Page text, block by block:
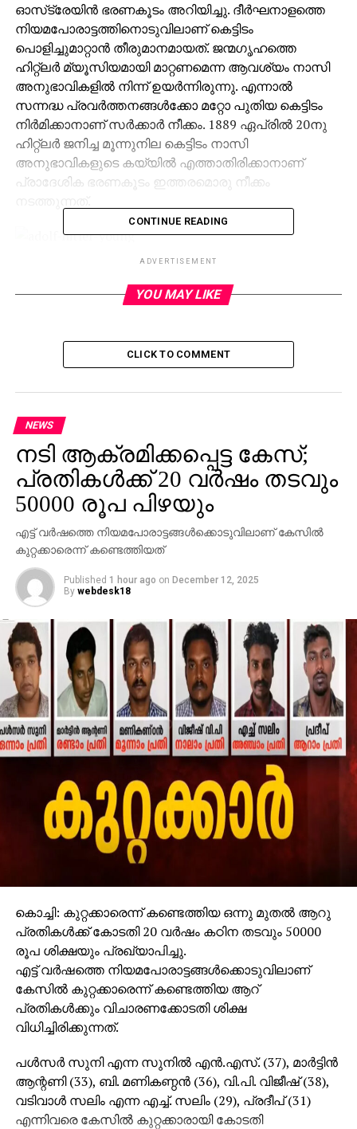
ഓസ്‌ട്രേയിന്‍ ഭരണകൂടം അറിയിച്ചു. ദീര്‍ഘനാളത്തെ
നിയമപോരാട്ടത്തിനൊടുവിലാണ് കെട്ടിടം
പൊളിച്ചുമാറ്റാന്‍ തീരുമാനമായത്. ജന്മഗൃഹത്തെ
ഹിറ്റ്‌ലര്‍ മ്യൂസിയമായി മാറ്റണമെന്ന ആവശ്യം നാസി
അനുഭാവികളില്‍ നിന്ന് ഉയര്‍ന്നിരുന്നു. എന്നാല്‍
സന്നദ്ധ പ്രവര്‍ത്തനങ്ങള്‍ക്കോ മറ്റോ പുതിയ കെട്ടിടം
നിര്‍മിക്കാനാണ് സര്‍ക്കാര്‍ നീക്കം. 1889 ഏപ്രില്‍ 20നു
ഹിറ്റ്‌ലര്‍ ജനിച്ച മൂന്നുനില കെട്ടിടം നാസി
അനുഭാവികളുടെ കയ്യില്‍ എത്താതിരിക്കാനാണ്
പ്രാദേശിക ഭരണകൂടം ഇത്തരമൊരു നീക്കം
കൈവശപ്പെടുത്തിയാല്‍ ഓസ്ട്രിയയിലെ ജന്മഗൃഹം
ഹിറ്റ്‌ലര്‍ മ്യൂസിയമായി മാറും. ഇതോടെ രാജ്യത്തേക്ക്
രാജ്യത്ത് അരക്ഷിതാവസ്ഥക്കു കാരണമാകുമെന്നും
ഭരണകൂടം ഭയപ്പെടുന്നു. നേരത്തെ
ഉപയോഗിച്ചിരുന്നെങ്കിലും കഴിഞ്ഞ കുറച്ചുകാലമായി
അടഞ്ഞുകിടക്കുകയാണ്.
RELATED TOPICS:
UP NEXT
കുറഞ്ഞ വിലക്ക് 23എം.പി ക്യാമറ: മികച്ച
ഫീച്ചറുമായി നുബിയ വരുന്നു…..
DON'T MISS
വിവാദ ടീഷര്‍ട്ട്: അഭയാര്‍ത്ഥികളോട് ക്ഷമ ചോദിച്ച്
പ്രിയങ്ക ചോപ്ര
CONTINUE READING
ADVERTISEMENT
YOU MAY LIKE
CLICK TO COMMENT
NEWS
നടി ആക്രമിക്കപ്പെട്ട കേസ്;
പ്രതികള്‍ക്ക് 20 വര്‍ഷം തടവും
50000 രൂപ പിഴയും
എട്ട് വര്‍ഷത്തെ നിയമപോരാട്ടങ്ങള്‍ക്കൊടുവിലാണ് കേസില്‍
കുറ്റക്കാരെന്ന് കണ്ടെത്തിയത്
Published 1 hour ago on December 12, 2025
By webdesk18
കൊച്ചി: കുറ്റക്കാരെന്ന് കണ്ടെത്തിയ ഒന്നു മുതല്‍ ആറു
പ്രതികള്‍ക്ക് കോടതി 20 വര്‍ഷം കഠിന തടവും 50000
രൂപ ശിക്ഷയും പ്രഖ്യാപിച്ചു.
എട്ട് വര്‍ഷത്തെ നിയമപോരാട്ടങ്ങള്‍ക്കൊടുവിലാണ്
കേസില്‍ കുറ്റക്കാരെന്ന് കണ്ടെത്തിയ ആറ്
പ്രതികള്‍ക്കും വിചാരണക്കോടതി ശിക്ഷ
വിധിച്ചിരിക്കുന്നത്.
പള്‍സര്‍ സുനി എന്ന സുനില്‍ എന്‍.എസ്. (37), മാര്‍ട്ടിന്‍
ആന്റണി (33), ബി. മണികണ്ഠന്‍ (36), വി.പി. വിജീഷ് (38),
വടിവാള്‍ സലിം എന്ന എച്ച്. സലിം (29), പ്രദീപ് (31)
എന്നിവരെ കേസില്‍ കുറ്റക്കാരായി കോടതി